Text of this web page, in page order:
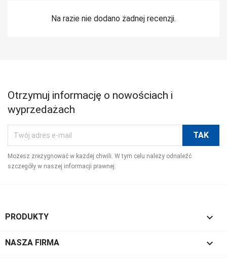
Na razie nie dodano żadnej recenzji.
Otrzymuj informację o nowościach i
wyprzedażach
Możesz zrezygnować w każdej chwili. W tym celu należy odnaleźć
szczegóły w naszej informacji prawnej.
PRODUKTY 
NASZA FIRMA 